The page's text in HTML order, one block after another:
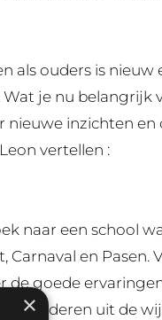
als ouders is
Wat je nu belangrijk
nieuwe inzichten
vertellen :
naar een school
Carnaval en Pasen.
de goede
kinderen uit de
×